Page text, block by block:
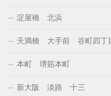
淀屋橋 北浜
天満橋 大手前 谷町四丁
本町 堺筋本町
新大阪 淡路 十三